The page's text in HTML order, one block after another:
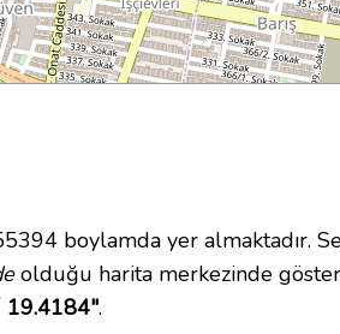
boylamda yer almaktadır.
olduğu harita merkezinde
19.4184".